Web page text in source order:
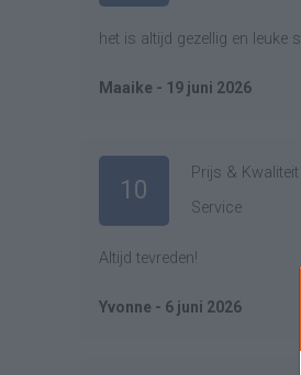
het is altijd gezellig en leuke
Maaike - 19 juni 2026
10
Prijs & Kwaliteit
Service
Altijd tevreden!
Yvonne - 6 juni 2026